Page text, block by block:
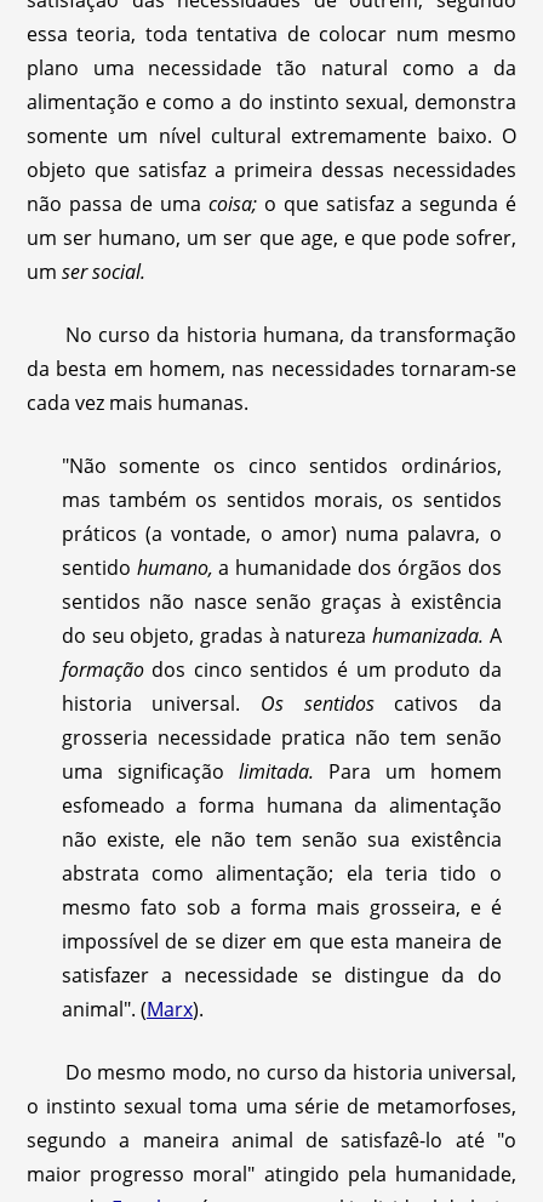
essa teoria, toda tentativa de colocar num mesmo
plano uma necessidade tão natural como a da
alimentação e como a do instinto sexual, demonstra
somente um nível cultural extremamente baixo. O
objeto que satisfaz a primeira dessas necessidades
não passa de umacoisa; o que satisfaz a segunda é
um ser humano, um ser que age, e que pode sofrer,
umser social.
No curso da historia humana, da transformação
da besta em homem, nas necessidades tornaram-se
cada vez mais humanas.
"Não somente os cinco sentidos ordinários,
mas também os sentidos morais, os sentidos
práticos (a vontade, o amor) numa palavra, o
sentido humano,a humanidade dos órgãos dos
sentidos não nasce senão graças à existência
do seu objeto, gradas à natureza humanizada. A
formação dos cinco sentidos é um produto da
historia universal. Os sentidos cativos da
grosseria necessidade pratica não tem senão
uma significação limitada. Para um homem
esfomeado a forma humana da alimentação
não existe, ele não tem senão sua existência
abstrata como alimentação; ela teria tido o
mesmo fato sob a forma mais grosseira, e é
impossível de se dizer em que esta maneira de
satisfazer a necessidade se distingue da do
animal". (Marx).
Do mesmo modo, no curso da historia universal,
o instinto sexual toma uma série de metamorfoses,
segundo a maneira animal de satisfazê-lo até "o
maior progresso moral" atingido pela humanidade,